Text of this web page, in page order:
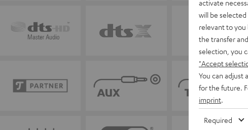
activate
will be
relevant to you
the transfer
selection, you
"Accept
You can adjust
for the future.
imprint
Required